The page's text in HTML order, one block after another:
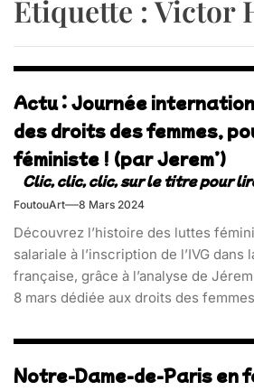
Étiquette :Victor
Actu : Journée
des droits des femmes,
féministe ! (par Jerem’)
FoutouArt 8 Mars 2024
Découvrez l’histoire des luttes
salariale à l’inscription de l’IVG dans
française, grâce à l’analyse de
8 mars dédiée aux droits des
Notre-Dame-de-Paris en